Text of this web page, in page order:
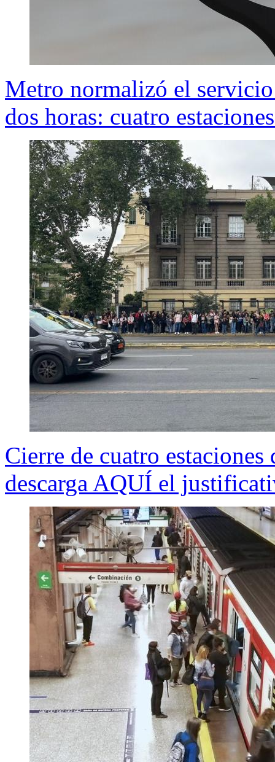
Metro normalizó el
dos horas: cuatro
Cierre de cuatro
descarga AQUÍ el